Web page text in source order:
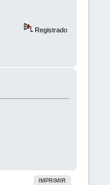
Registrado
IMPRIMIR